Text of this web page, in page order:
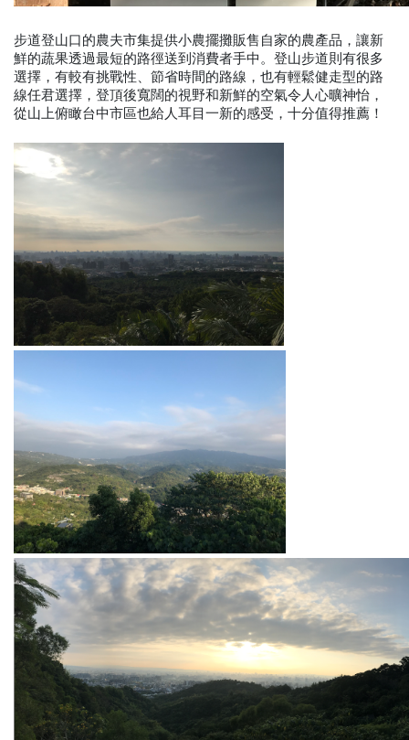
步道登山口的農夫市集提供小農擺攤販售自家的農產品，讓新
鮮的蔬果透過最短的路徑送到消費者手中。登山步道則有很多
選擇，有較有挑戰性、節省時間的路線，也有輕鬆健走型的路
線任君選擇，登頂後寬闊的視野和新鮮的空氣令人心曠神怡，
從山上俯瞰台中市區也給人耳目一新的感受，十分值得推薦！